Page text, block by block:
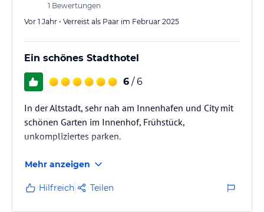
1 Bewertungen
Vor 1 Jahr • Verreist als Paar im Februar 2025
Ein schönes Stadthotel
6 / 6
In der Altstadt, sehr nah am Innenhafen und City mit
schönen Garten im Innenhof, Frühstück,
unkompliziertes parken.
Mehr anzeigen
Hilfreich Teilen